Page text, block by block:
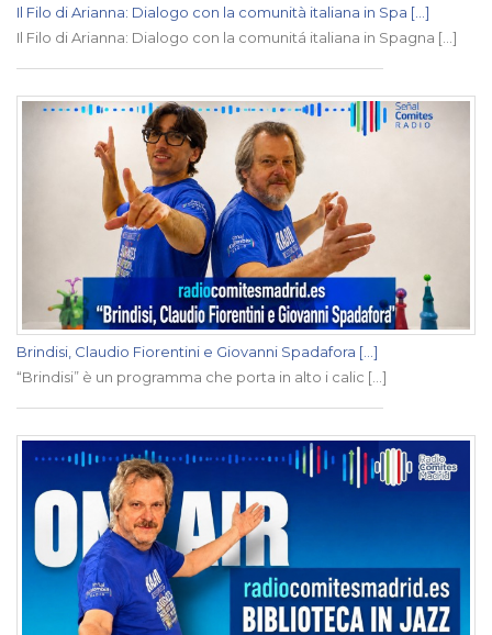
Il Filo di Arianna: Dialogo con la comunità italiana in Spa [...]
Il Filo di Arianna: Dialogo con la comunitá italiana in Spagna [...]
Brindisi, Claudio Fiorentini e Giovanni Spadafora [...]
“Brindisi” è un programma che porta in alto i calic [...]